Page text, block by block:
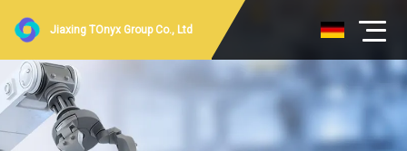
Jiaxing TOnyx Group Co., Ltd